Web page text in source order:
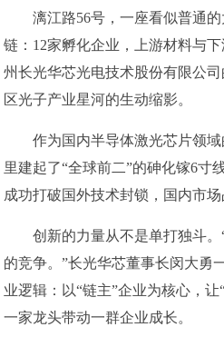
漓江路56号，一座看似普通的
链：12家孵化企业，上游材料与
州长光华芯光电技术股份有限公
区光子产业星河的生动缩影。
作为国内半导体激光芯片领域
里建起了“全球前二”的砷化镓6寸
成功打破国外技术封锁，国内市场
创新的力量从不是单打独斗。
的竞争。”长光华芯董事长闵大勇
业逻辑：以“链主”企业为核心，让
一家龙头带动一群企业成长。